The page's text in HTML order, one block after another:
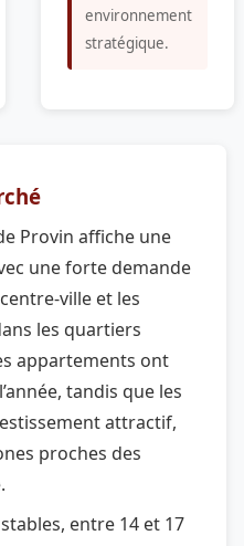
environnement
stratégique.
Provin affiche une
une forte demande
ville et les
les quartiers
appartements ont
tandis que les
attractif,
proches des
entre 14 et 17